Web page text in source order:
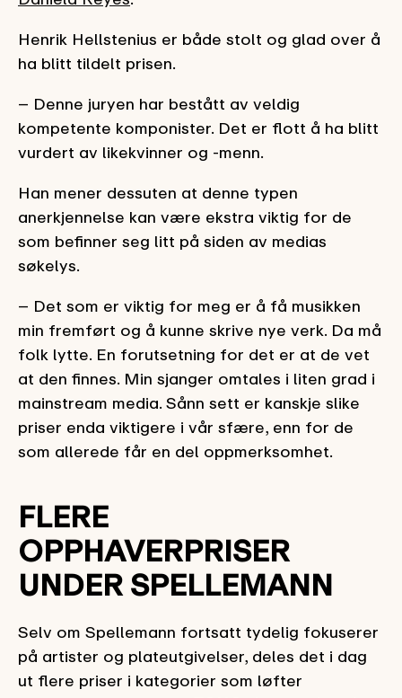
Henrik Hellstenius er både stolt og glad over å
ha blitt tildelt prisen.
– Denne juryen har bestått av veldig
kompetente komponister. Det er flott å ha blitt
vurdert av likekvinner og -menn.
Han mener dessuten at denne typen
anerkjennelse kan være ekstra viktig for de
som befinner seg litt på siden av medias
søkelys.
– Det som er viktig for meg er å få musikken
min fremført og å kunne skrive nye verk. Da må
folk lytte. En forutsetning for det er at de vet
at den finnes. Min sjanger omtales i liten grad i
mainstream media. Sånn sett er kanskje slike
priser enda viktigere i vår sfære, enn for de
som allerede får en del oppmerksomhet.
FLERE
OPPHAVERPRISER
UNDER SPELLEMANN
Selv om Spellemann fortsatt tydelig fokuserer
på artister og plateutgivelser, deles det i dag
ut flere priser i kategorier som løfter